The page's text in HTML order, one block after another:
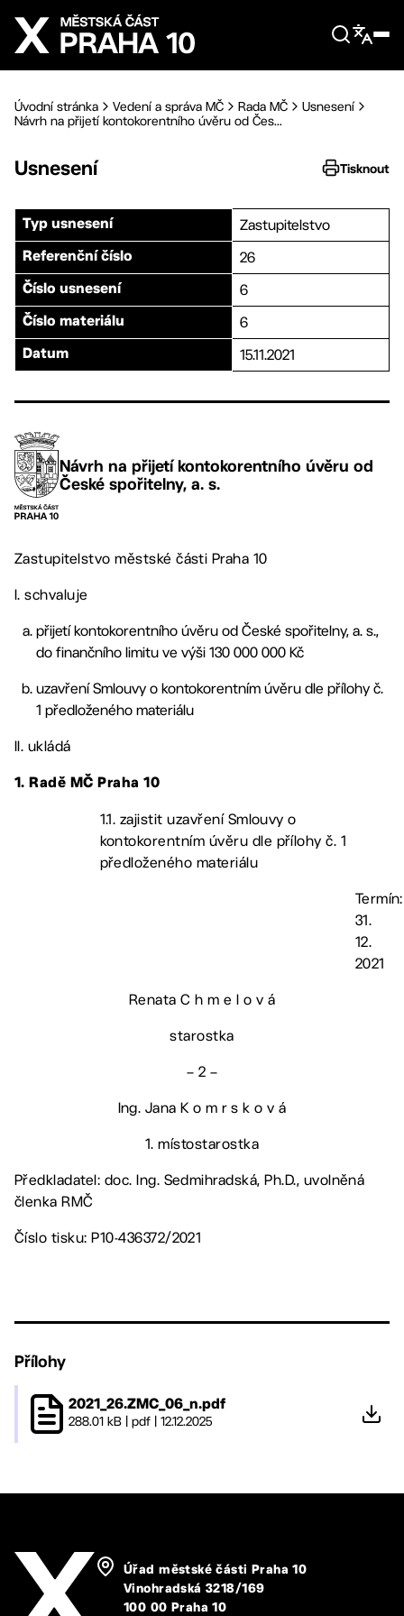
Přejít na hlavní obsah
Úvodní stránka Vedení a správa MČ Rada MČ
Usnesení
Návrh na přijetí kontokorentního úvěru od Čes...
Usnesení Tisknout
Typ usnesení Zastupitelstvo
Referenční číslo 26
Číslo usnesení 6
Číslo materiálu 6
Datum 15.11.2021
Návrh na přijetí kontokorentního úvěru od
České spořitelny, a. s.
Zastupitelstvo městské části Praha 10
I. schvaluje
přijetí kontokorentního úvěru od České spořitelny, a. s.,
do finančního limitu ve výši 130 000 000 Kč
uzavření Smlouvy o kontokorentním úvěru dle přílohy č.
1 předloženého materiálu
II. ukládá
1. Radě MČ Praha 10
1.1. zajistit uzavření Smlouvy o
kontokorentním úvěru dle přílohy č. 1
předloženého materiálu
Termín:
31.
12.
2021
Renata C h m e l o v á
starostka
– 2 –
Ing. Jana K o m r s k o v á
1. místostarostka
Předkladatel: doc. Ing. Sedmihradská, Ph.D., uvolněná
členka RMČ
Číslo tisku: P10-436372/2021
Přílohy
2021_26.ZMC_06_n.pdf
288.01 kB pdf 12.12.2025
Úřad městské části Praha 10
Vinohradská 3218/169
100 00 Praha 10